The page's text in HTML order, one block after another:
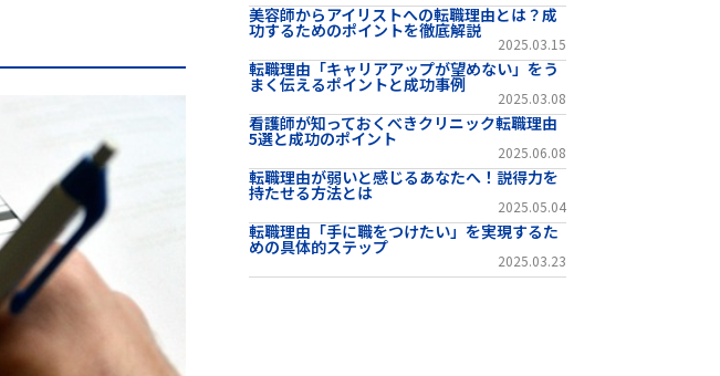
美容師からアイリストへの転職理由とは？成
功するためのポイントを徹底解説
2025.03.15
転職理由「キャリアアップが望めない」をう
まく伝えるポイントと成功事例
2025.03.08
看護師が知っておくべきクリニック転職理由
5選と成功のポイント
2025.06.08
転職理由が弱いと感じるあなたへ！説得力を
持たせる方法とは
2025.05.04
転職理由「手に職をつけたい」を実現するた
めの具体的ステップ
2025.03.23